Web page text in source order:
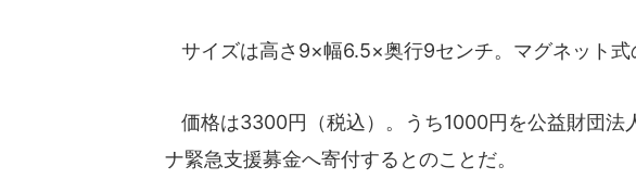
サイズは高さ9×幅6.5×奥行9センチ。マグネット式
価格は3300円（税込）。うち1000円を公益財団法
ナ緊急支援募金へ寄付するとのことだ。